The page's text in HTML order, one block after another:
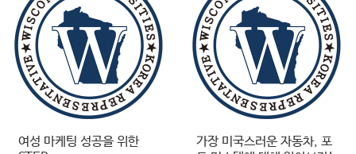
여성 마케팅 성공을 위한
가장 미국스러운 자동차, 포